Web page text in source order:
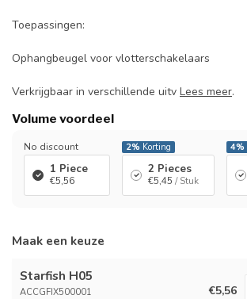
Toepassingen:
Ophangbeugel voor vlotterschakelaars
Verkrijgbaar in verschillende uitv Lees meer.
Volume voordeel
No discount
1 Piece
€5,56
2% Korting
2 Pieces
€5,45 / Stuk
4%
Maak een keuze
Starfish H05
ACCGFIX500001 €5,56